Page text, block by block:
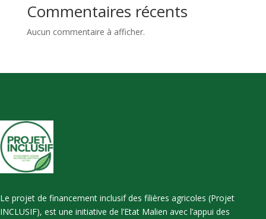
Commentaires récents
Aucun commentaire à afficher.
Le projet de financement inclusif des filières agricoles (Projet
INCLUSIF), est une initiative de l’Etat Malien avec l’appui des